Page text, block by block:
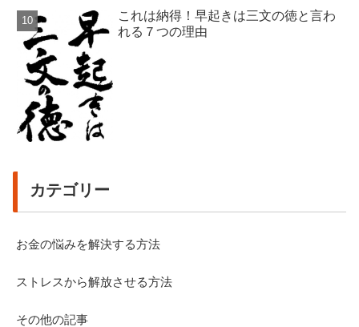
これは納得！早起きは三文の徳と言わ
れる７つの理由
カテゴリー
お金の悩みを解決する方法
ストレスから解放させる方法
その他の記事